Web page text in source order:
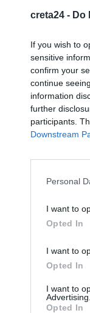
creta24 - Do
If you wish to
sensitive
confirm your
continue
information
further
participants.
Downstream
Personal
I want to
Opted In
I want to
Opted In
I want to
Advertising.
Opted In
στην εφαρμογή ενός
ανακοίνωσε το